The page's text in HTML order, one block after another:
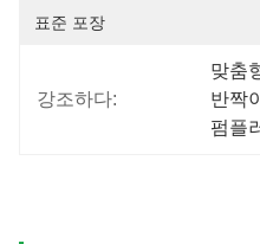
표준 포장
강조하다:
맞춤
반짝
펌플